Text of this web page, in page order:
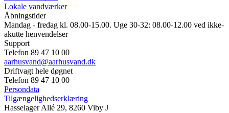
Lokale vandværker
Åbningstider
Mandag - fredag kl. 08.00-15.00. Uge 30-32: 08.00-12.00 ved ikke-
akutte henvendelser
Support
Telefon 89 47 10 00
aarhusvand@aarhusvand.dk
Driftvagt hele døgnet
Telefon 89 47 10 00
Persondata
Tilgængelighedserklæring
Hasselager Allé 29, 8260 Viby J